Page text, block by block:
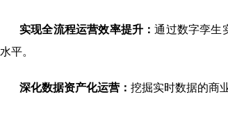
实现全流程运营效率提升：通过数字孪生
水平。
深化数据资产化运营： 挖掘实时数据的商